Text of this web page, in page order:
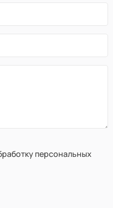
персональных